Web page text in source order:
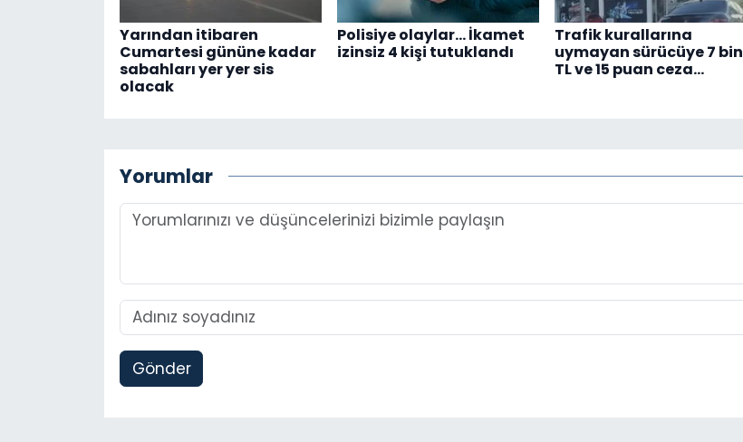
Yarından itibaren
Cumartesi gününe kadar
sabahları yer yer sis
olacak
Polisiye olaylar… İkamet
izinsiz 4 kişi tutuklandı
Trafik kurallarına
uymayan sürücüye 7 bin
TL ve 15 puan ceza…
Yorumlar
Gönder